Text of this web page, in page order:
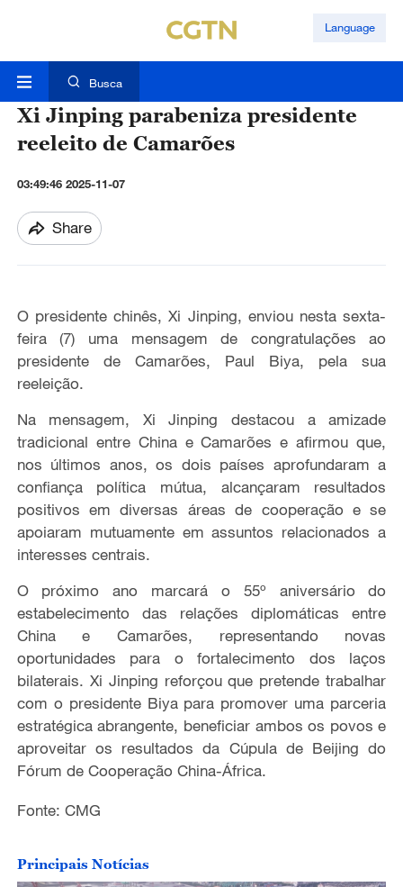
Language
Busca
Xi Jinping parabeniza presidente
reeleito de Camarões
03:49:46 2025-11-07
Share
O presidente chinês, Xi Jinping, enviou nesta sexta-
feira (7) uma mensagemde congratulaçõesao
presidente de Camarões, Paul Biya, pela sua
reeleição.
Na mensagem, Xi Jinpingdestacou a amizade
tradicional entre China e Camarões e afirmou que,
nos últimos anos, os dois países aprofundaram a
confiança política mútua, alcançaram resultados
positivos em diversas áreas de cooperação e se
apoiaram mutuamente em assuntos relacionados a
interesses centrais.
O próximo ano marcará o 55º aniversário do
estabelecimento das relações diplomáticas entre
China e Camarões, representando
novas
oportunidades para o fortalecimento dos laços
bilaterais. Xi Jinping reforçou que pretende trabalhar
com o presidente Biya para promover uma parceria
estratégica abrangente, beneficiar ambos os povose
aproveitar os resultados da Cúpula de Beijing do
Fórum de Cooperação China-África.
Fonte: CMG
Principais Notícias